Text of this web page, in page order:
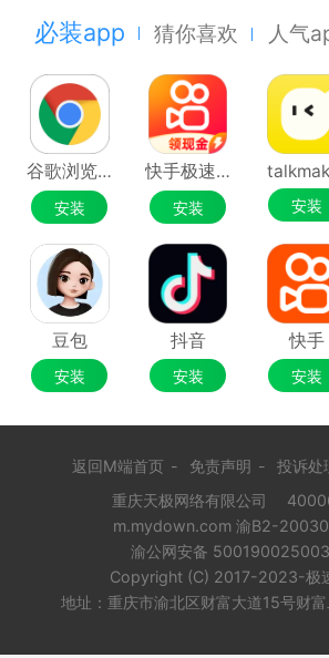
必装app 猜你喜欢 人气
谷歌浏览器Google Chrome
安装
快手极速版
安装 安装
豆包
安装
抖音
安装
快手
安装
返回M端首页 - 免责声明 - 投诉处
重庆天极网络有限公司
m.mydown.com 渝B2-
渝公网安备
Copyright (C) 2017-2023-极
地址：重庆市渝北区财富大道15号财